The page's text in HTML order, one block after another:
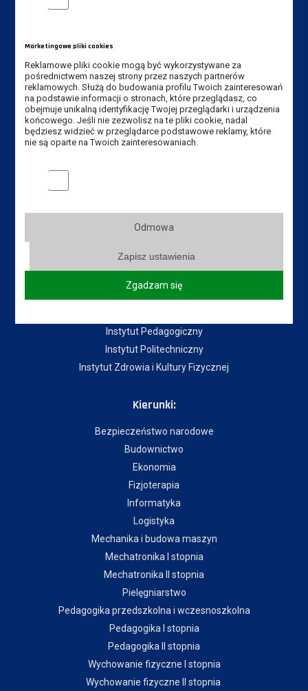
Przydatne linki:
Aktualności
Władze Uczelni
Dział IT
Blog
Instytuty:
Instytut Pedagogiczny
Instytut Politechniczny
Instytut Zdrowia i Kultury Fizycznej
Kierunki:
Bezpieczeństwo narodowe
Budownictwo
Ekonomia
Fizjoterapia
Informatyka
Logistyka
Mechanika i budowa maszyn
Mechatronika I stopnia
Mechatronika II stopnia
Pielęgniarstwo
Pedagogika przedszkolna i wczesnoszkolna
Pedagogika I stopnia
Pedagogika II stopnia
Wychowanie fizyczne I stopnia
Wychowanie fizyczne II stopnia
Marketingowe pliki cookies
Reklamowe pliki cookie mogą być wykorzystywane za
pośrednictwem naszej strony przez naszych partnerów
reklamowych. Służą do budowania profilu Twoich zainteresowań
na podstawie informacji o stronach, które przeglądasz, co
obejmuje unikalną identyfikację Twojej przeglądarki i urządzenia
końcowego. Jeśli nie zezwolisz na te pliki cookie, nadal
będziesz widzieć w przeglądarce podstawowe reklamy, które
nie są oparte na Twoich zainteresowaniach.
Marketingowe pliki cookies
Odmowa
Zapisz ustawienia
Zgadzam się